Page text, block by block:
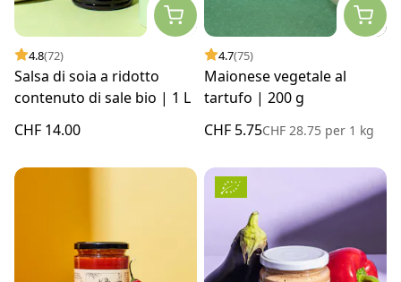
4.8(72)
Salsa di soia a ridotto
contenuto di sale bio | 1 L
CHF 14.00
4.7(75)
Maionese vegetale al
tartufo | 200 g
CHF 5.75CHF 28.75 per 1 kg